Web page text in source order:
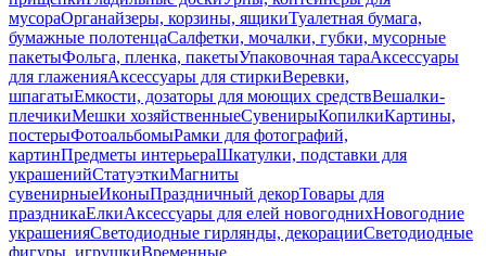
мусораОрганайзеры, корзины, ящикиТуалетная бумага,
бумажные полотенцаСалфетки, мочалки, губки, мусорные
пакетыФольга, пленка, пакетыУпаковочная тараАксессуары
для глаженияАксессуары для стиркиВеревки,
шпагатыЕмкости, дозаторы для моющих средствВешалки-
плечикиМешки хозяйственныеСувенирыКопилкиКартины,
постерыФотоальбомыРамки для фотографий,
картинПредметы интерьераШкатулки, подставки для
украшенийСтатуэткиМагниты
сувенирныеИконыПраздничный декорТовары для
праздникаЕлкиАксессуары для елей новогоднихНовогодние
украшенияСветодиодные гирлянды, декорацииСветодиодные
фигуры, игрушкиВременные